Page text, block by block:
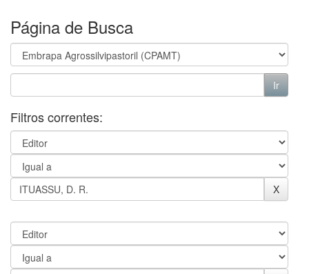
Página de Busca
Filtros correntes: